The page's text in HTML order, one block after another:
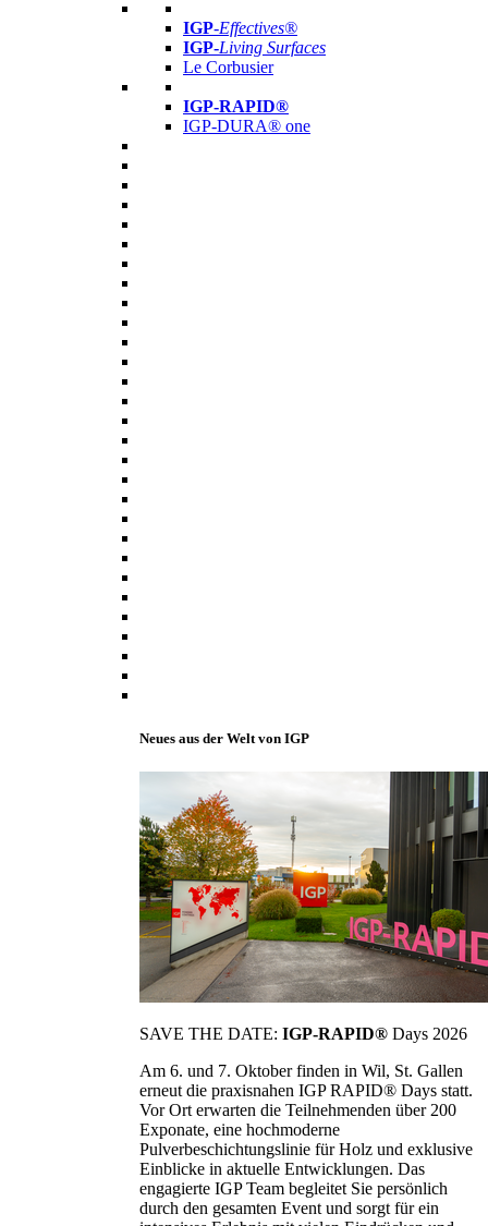
IGP-Effectives®
IGP-Living Surfaces
Le Corbusier
IGP-RAPID®
IGP-DURA® one
Neues aus der Welt von IGP
SAVE THE DATE: IGP-RAPID® Days 2026
Am 6. und 7. Oktober finden in Wil, St. Gallen
erneut die praxisnahen IGP RAPID® Days statt.
Vor Ort erwarten die Teilnehmenden über 200
Exponate, eine hochmoderne
Pulverbeschichtungslinie für Holz und exklusive
Einblicke in aktuelle Entwicklungen. Das
engagierte IGP Team begleitet Sie persönlich
durch den gesamten Event und sorgt für ein